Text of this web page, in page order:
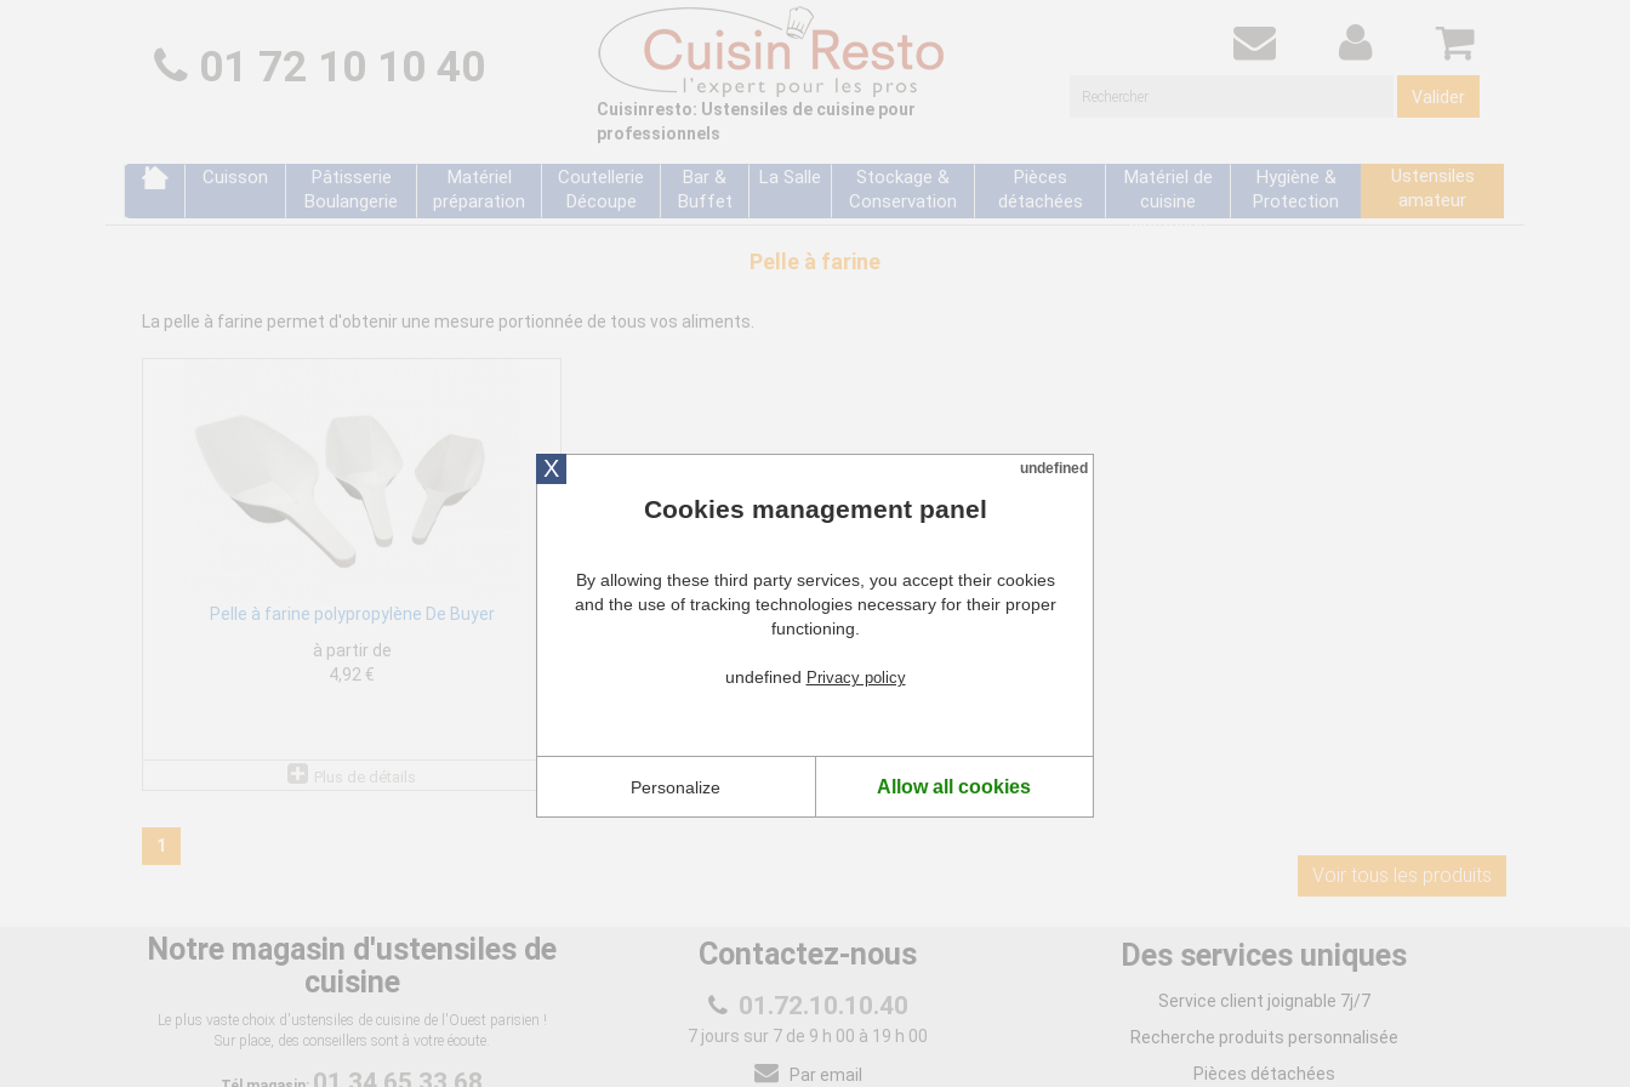
01 72 10 10 40
Cuisinresto: Ustensiles de cuisine pour
professionnels
Valider
Cuisson
Pâtisserie
Boulangerie
Matériel
préparation
Coutellerie
Découpe
Bar &
Buffet
La Salle
Stockage &
Conservation
Pièces
détachées
Matériel de
cuisine
électrique
Hygiène &
Protection
Ustensiles
amateur
Pelle à farine
La pelle à farine permet d'obtenir une mesure portionnée de tous vos aliments.
Pelle à farine polypropylène De Buyer
à partir de
4,92 €
Plus de détails
1
Voir tous les produits
Notre magasin d'ustensiles de
cuisine
Le plus vaste choix d'ustensiles de cuisine de l'Ouest parisien !
Sur place, des conseillers sont à votre écoute.
Contactez-nous
01.72.10.10.40
7 jours sur 7 de 9 h 00 à 19 h 00
Par email
Des services uniques
Service client joignable 7j/7
Recherche produits personnalisée
Pièces détachées
X undefined
Cookies management panel
By allowing these third party services, you accept their cookies
and the use of tracking technologies necessary for their proper
functioning.
undefined Privacy policy
Personalize Allow all cookies